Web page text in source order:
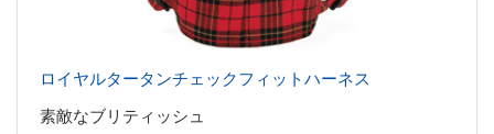
ロイヤルタータンチェックフィットハーネス
素敵なブリティッシュ